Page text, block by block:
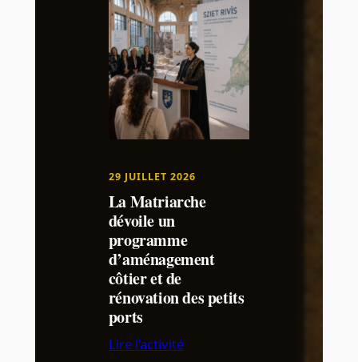
29 JUILLET 2026
La Matriarche
dévoile un
programme
d’aménagement
côtier et de
rénovation des petits
ports
Lire l’activité